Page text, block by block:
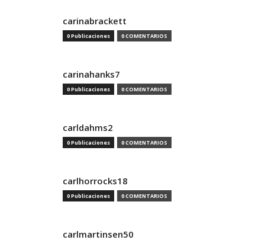
carinabrackett
0 Publicaciones 0 COMENTARIOS
carinahanks7
0 Publicaciones 0 COMENTARIOS
carldahms2
0 Publicaciones 0 COMENTARIOS
carlhorrocks18
0 Publicaciones 0 COMENTARIOS
carlmartinsen50